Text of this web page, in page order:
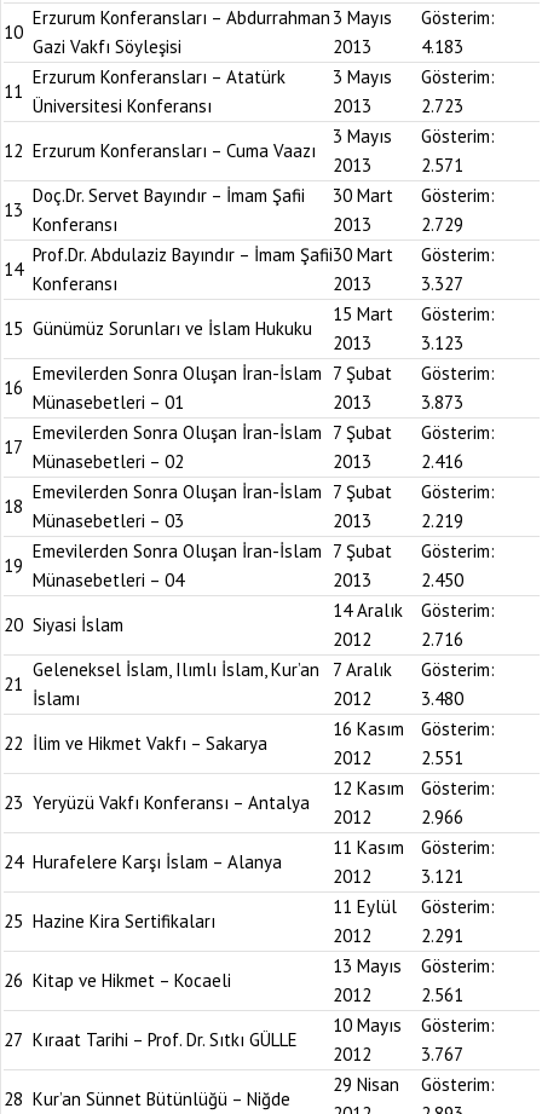
10
Erzurum Konferansları – Abdurrahman
Gazi Vakfı Söyleşisi
3 Mayıs
2013
Gösterim:
4.183
11
Erzurum Konferansları – Atatürk
Üniversitesi Konferansı
3 Mayıs
2013
Gösterim:
2.723
12 Erzurum Konferansları – Cuma Vaazı
3 Mayıs
2013
Gösterim:
2.571
13
Doç.Dr. Servet Bayındır – İmam Şafii
Konferansı
30 Mart
2013
Gösterim:
2.729
14
Prof.Dr. Abdulaziz Bayındır – İmam Şafii
Konferansı
30 Mart
2013
Gösterim:
3.327
15 Günümüz Sorunları ve İslam Hukuku
15 Mart
2013
Gösterim:
3.123
16
Emevilerden Sonra Oluşan İran-İslam
Münasebetleri – 01
7 Şubat
2013
Gösterim:
3.873
17
Emevilerden Sonra Oluşan İran-İslam
Münasebetleri – 02
7 Şubat
2013
Gösterim:
2.416
18
Emevilerden Sonra Oluşan İran-İslam
Münasebetleri – 03
7 Şubat
2013
Gösterim:
2.219
19
Emevilerden Sonra Oluşan İran-İslam
Münasebetleri – 04
7 Şubat
2013
Gösterim:
2.450
20 Siyasi İslam
14 Aralık
2012
Gösterim:
2.716
21
Geleneksel İslam, Ilımlı İslam, Kur’an
İslamı
7 Aralık
2012
Gösterim:
3.480
22 İlim ve Hikmet Vakfı – Sakarya
16 Kasım
2012
Gösterim:
2.551
23 Yeryüzü Vakfı Konferansı – Antalya
12 Kasım
2012
Gösterim:
2.966
24 Hurafelere Karşı İslam – Alanya
11 Kasım
2012
Gösterim:
3.121
25 Hazine Kira Sertifikaları
11 Eylül
2012
Gösterim:
2.291
26 Kitap ve Hikmet – Kocaeli
13 Mayıs
2012
Gösterim:
2.561
27 Kıraat Tarihi – Prof. Dr. Sıtkı GÜLLE
10 Mayıs
2012
Gösterim:
3.767
28 Kur’an Sünnet Bütünlüğü – Niğde
29 Nisan
Gösterim: